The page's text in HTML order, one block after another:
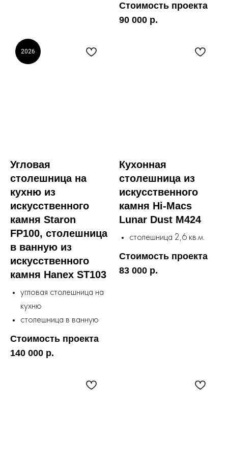
Стоимость проекта
90 000 р.
2026
Угловая
столешница на
кухню из
искусственного
камня Staron
FP100, столешница
в ванную из
искусственного
камня Hanex ST103
угловая столешница на
кухню
столешница в ванную
Стоимость проекта
140 000 р.
Кухонная
столешница из
искусственного
камня Hi-Macs
Lunar Dust M424
столешница 2,6 кв.м.
Стоимость проекта
83 000 р.